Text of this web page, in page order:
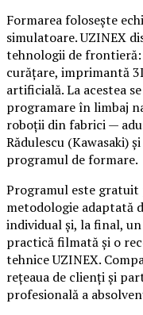
Formarea folosește
simulatoare. UZINEX
tehnologii de frontieră:
curățare, imprimantă
artificială. La acestea
programare în limbaj
roboții din fabrici —
Rădulescu (Kawasaki)
programul de formare.
Programul este
metodologie
individual și, la final,
practică filmată și o
tehnice UZINEX.
rețeaua de clienți și
profesională a